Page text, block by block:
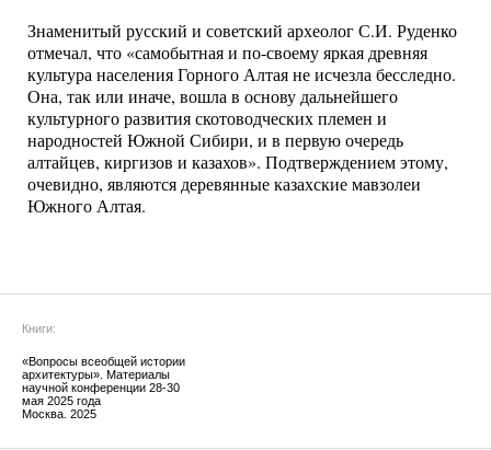
Знаменитый русский и советский археолог С.И. Руденко
отмечал, что «самобытная и по-своему яркая древняя
культура населения Горного Алтая не исчезла бесследно.
Она, так или иначе, вошла в основу дальнейшего
культурного развития скотоводческих племен и
народностей Южной Сибири, и в первую очередь
алтайцев, киргизов и казахов». Подтверждением этому,
очевидно, являются деревянные казахские мавзолеи
Южного Алтая.
Книги:
«Вопросы всеобщей истории
архитектуры». Материалы
научной конференции 28-30
мая 2025 года
Москва. 2025